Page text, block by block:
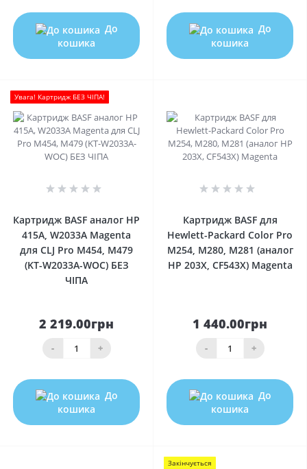
До
кошика
До
кошика
Увага! Картридж БЕЗ ЧІПА!
Картридж BASF аналог HP
415A, W2033A Magenta
для CLJ Pro M454, M479
(KT-W2033A-WOC) БЕЗ
ЧІПА
2 219.00грн
- +
До
кошика
Картридж BASF для
Hewlett-Packard Color Pro
M254, M280, M281 (аналог
HP 203X, CF543Х) Magenta
1 440.00грн
- +
До
кошика
Закінчується